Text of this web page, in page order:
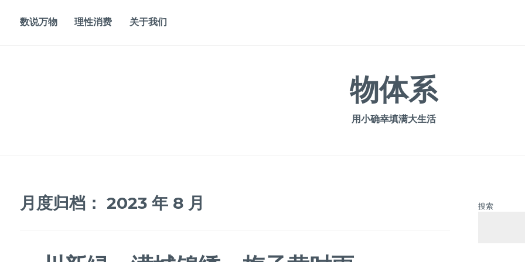
数说万物 理性消费 关于我们
物体系
用小确幸填满大生活
月度归档： 2023 年 8 月 搜索